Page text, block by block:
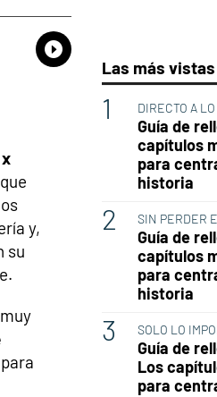
Whatsapp
Compartir
que
y,
su
Las más vistas
DIRECTO A
Guía de
capítulos
para
historia
SIN PERDER
Guía de
capítulos
para
historia
SOLO LO
Guía de
Los
para